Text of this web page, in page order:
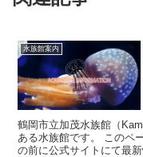
水族館案内
鶴岡市立加茂水族館（
ある水族館です。 このペ
の前に公式サイトにて最